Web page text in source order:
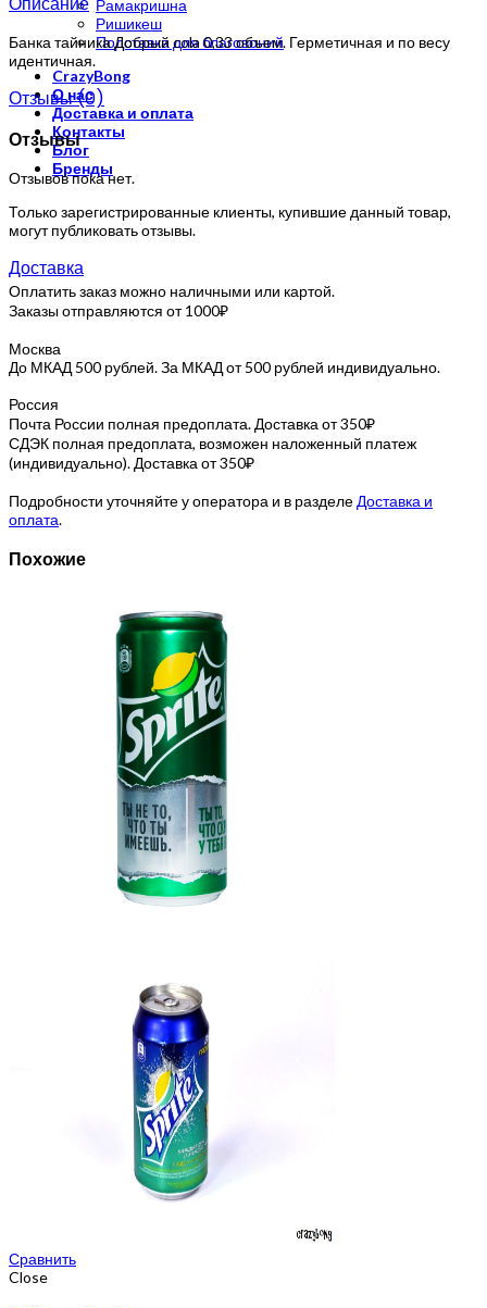
Рамакришна
Ришикеш
Подставка для благовоний
CrazyBong
О нас
Доставка и оплата
Контакты
Блог
Бренды
Банка тайника Добрый cola 0,33 объем. Герметичная и по весу
идентичная.
Отзывы (0)
Отзывы
Отзывов пока нет.
Только зарегистрированные клиенты, купившие данный товар,
могут публиковать отзывы.
Доставка
Оплатить заказ можно наличными или картой.
Заказы отправляются от 1000₽
Москва
До МКАД 500 рублей. За МКАД от 500 рублей индивидуально.
Россия
Почта России полная предоплата. Доставка от 350₽
СДЭК полная предоплата, возможен наложенный платеж
(индивидуально). Доставка от 350₽
Подробности уточняйте у оператора и в разделе Доставка и
оплата.
Похожие
Сравнить
Close